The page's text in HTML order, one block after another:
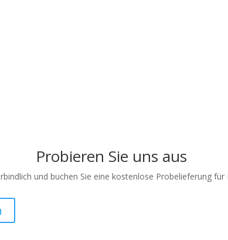
Probieren Sie uns aus
und buchen Sie eine kostenlose Probelieferung für